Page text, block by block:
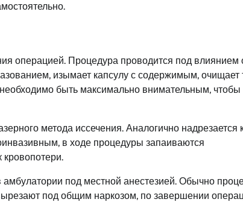
операцией. Процедура проводится под влиянием
изымает капсулу с содержимым, очищает
быть максимально внимательным, чтобы
метода иссечения. Аналогично надрезается
в ходе процедуры запаиваются
кровопотери.
под местной анестезией. Обычно
под общим наркозом, по завершении